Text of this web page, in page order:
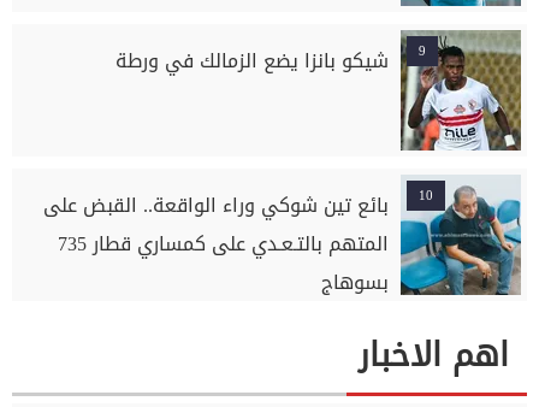
9 شيكو بانزا يضع الزمالك في ورطة
10
بائع تين شوكي وراء الواقعة.. القبض على
المتهم بالتـعـدي على كمساري قطار 735
بسوهاج
اهم الاخبار